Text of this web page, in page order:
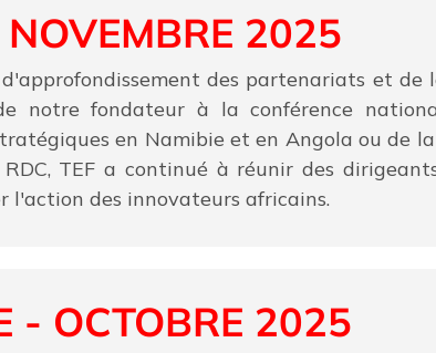
2025
des partenariats et de
notre fondateur à la conférence
en Namibie et en Angola ou de
TEF a continué à réunir des
l'action des innovateurs africains.
- OCTOBRE 2025